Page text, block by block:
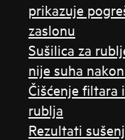
prikazuje
zaslonu
Sušilica za
nije suha
Čišćenje filtara
rublja
Rezultati